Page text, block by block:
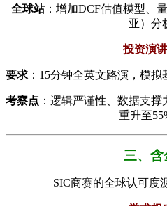
​全球站​：增加DCF估值模型、
亚）分
投资演
​要求​ ：15分钟全英文路演，模
​考察点​ ：逻辑严谨性、数据支
重升至
三、含
SIC商赛的全球认可度